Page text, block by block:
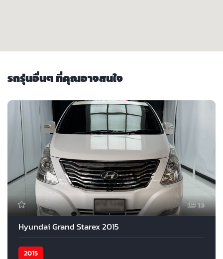
รถรุ่นอื่นๆ ที่คุณอาจสนใจ
13
Hyundai Grand Starex 2015
2015